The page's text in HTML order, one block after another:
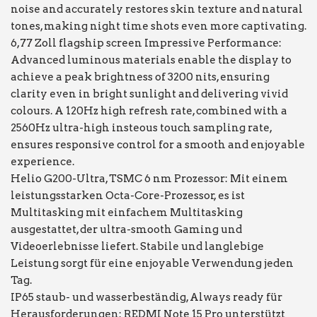
noise and accurately restores skin texture and natural
tones, making night time shots even more captivating.
6,77 Zoll flagship screen Impressive Performance:
Advanced luminous materials enable the display to
achieve a peak brightness of 3200 nits, ensuring
clarity even in bright sunlight and delivering vivid
colours. A 120Hz high refresh rate, combined with a
2560Hz ultra-high insteous touch sampling rate,
ensures responsive control for a smooth and enjoyable
experience.
Helio G200-Ultra, TSMC 6 nm Prozessor: Mit einem
leistungsstarken Octa-Core-Prozessor, es ist
Multitasking mit einfachem Multitasking
ausgestattet, der ultra-smooth Gaming und
Videoerlebnisse liefert. Stabile und langlebige
Leistung sorgt für eine enjoyable Verwendung jeden
Tag.
IP65 staub- und wasserbeständig, Always ready für
Herausforderungen: REDMI Note 15 Pro unterstützt